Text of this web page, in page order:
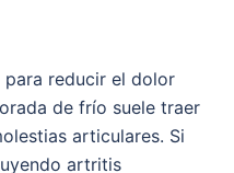
reducir el dolor
de frío suele traer
articulares. Si
artritis